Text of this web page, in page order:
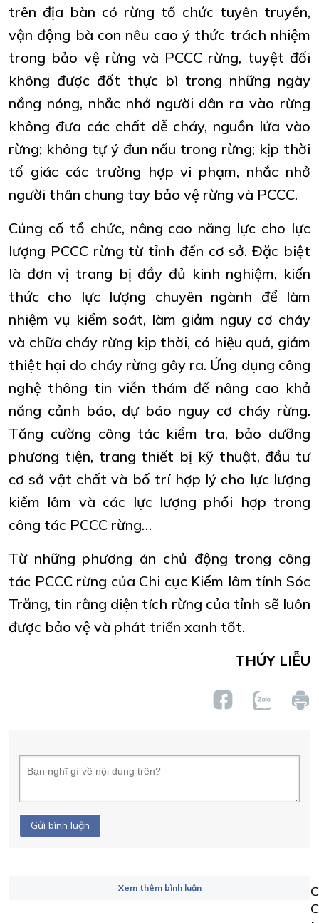
trên địa bàn có rừng tổ chức tuyên truyền,
vận động bà con nêu cao ý thức trách nhiệm
trong bảo vệ rừng và PCCC rừng, tuyệt đối
không được đốt thực bì trong những ngày
nắng nóng, nhắc nhở người dân ra vào rừng
không đưa các chất dễ cháy, nguồn lửa vào
rừng; không tự ý đun nấu trong rừng; kịp thời
tố giác các trường hợp vi phạm, nhắc nhở
người thân chung tay bảo vệ rừng và PCCC.
Củng cố tổ chức, nâng cao năng lực cho lực
lượng PCCC rừng từ tỉnh đến cơ sở. Đặc biệt
là đơn vị trang bị đầy đủ kinh nghiệm, kiến
thức cho lực lượng chuyên ngành để làm
nhiệm vụ kiểm soát, làm giảm nguy cơ cháy
và chữa cháy rừng kịp thời, có hiệu quả, giảm
thiệt hại do cháy rừng gây ra. Ứng dụng công
nghệ thông tin viễn thám để nâng cao khả
năng cảnh báo, dự báo nguy cơ cháy rừng.
Tăng cường công tác kiểm tra, bảo dưỡng
phương tiện, trang thiết bị kỹ thuật, đầu tư
cơ sở vật chất và bố trí hợp lý cho lực lượng
kiểm lâm và các lực lượng phối hợp trong
công tác PCCC rừng…
Từ những phương án chủ động trong công
tác PCCC rừng của Chi cục Kiểm lâm tỉnh Sóc
Trăng, tin rằng diện tích rừng của tỉnh sẽ luôn
được bảo vệ và phát triển xanh tốt.
THÚY LIỄU
Gửi bình luận
Xem thêm bình luận